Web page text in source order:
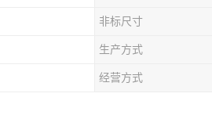
非标尺寸
生产方式
经营方式